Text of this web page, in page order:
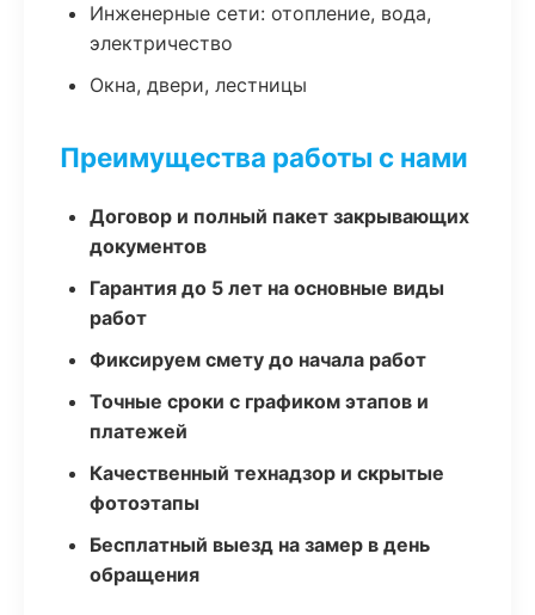
Инженерные сети: отопление, вода,
электричество
Окна, двери, лестницы
Преимущества работы с нами
Договор и полный пакет закрывающих
документов
Гарантия до 5 лет на основные виды
работ
Фиксируем смету до начала работ
Точные сроки с графиком этапов и
платежей
Качественный технадзор и скрытые
фотоэтапы
Бесплатный выезд на замер в день
обращения